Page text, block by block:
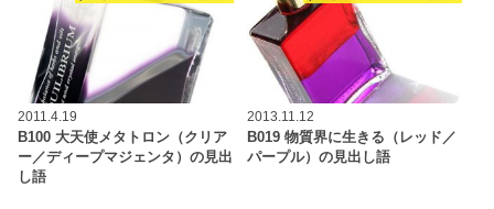
2011.4.19
B100 大天使メタトロン（クリア
ー／ディープマジェンタ）の見出
し語
2013.11.12
B019 物質界に生きる（レッド／
パープル）の見出し語